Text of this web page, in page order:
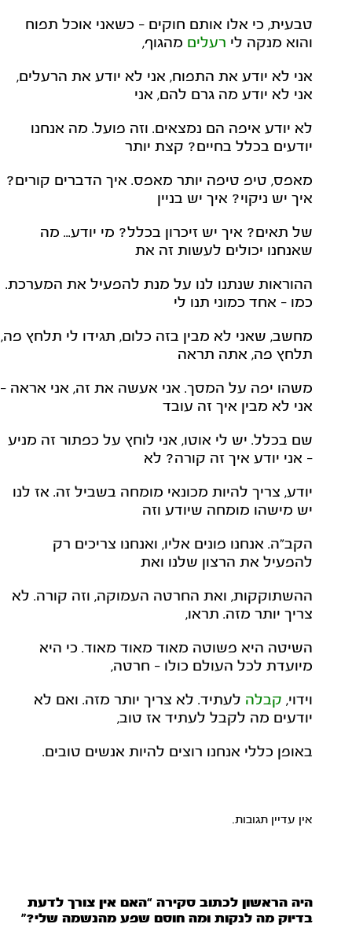
טבעית, כי אלו אותם חוקים – כשאני אוכל תפוח
והוא מנקה לי רעליםמהגוף,
אני לא יודע את התפוח, אני לא יודע את הרעלים,
אני לא יודע מה גרם להם, אני
לא יודע איפה הם נמצאים. וזה פועל. מה אנחנו
יודעים בכלל בחיים? קצת יותר
מאפס, טיפ טיפה יותר מאפס. איך הדברים קורים?
איך יש ניקוי? איך יש בניין
של תאים? איך יש זיכרון בכלל? מי יודע... מה
שאנחנו יכולים לעשות זה את
ההוראות שנתנו לנו על מנת להפעיל את המערכת.
כמו – אחד כמוני תנו לי
מחשב, שאני לא מבין בזה כלום, תגידו לי תלחץ פה,
תלחץ פה, אתה תראה
משהו יפה על המסך. אני אעשה את זה, אני אראה –
אני לא מבין איך זה עובד
שם בכלל. יש לי אוטו, אני לוחץ על כפתור זה מניע
– אני יודע איך זה קורה? לא
יודע, צריך להיות מכונאי מומחה בשביל זה. אז לנו
יש מישהו מומחה שיודע וזה
הקב"ה. אנחנו פונים אליו, ואנחנו צריכים רק
להפעיל את הרצון שלנו ואת
ההשתוקקות, ואת החרטה העמוקה, וזה קורה. לא
צריך יותר מזה. תראו,
השיטה היא פשוטה מאוד מאוד מאוד. כי היא
מיועדת לכל העולם כולו – חרטה,
וידוי, קבלהלעתיד. לא צריך יותר מזה. ואם לא
יודעים מה לקבל לעתיד אז טוב,
באופן כללי אנחנו רוצים להיות אנשים טובים.
אין עדיין תגובות.
היה הראשון לכתוב סקירה “האם אין צורך לדעת
בדיוק מה לנקות ומה חוסם שפע מהנשמה שלי?”